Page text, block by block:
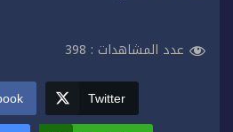
عدد المشاهدات : 398
Twitter